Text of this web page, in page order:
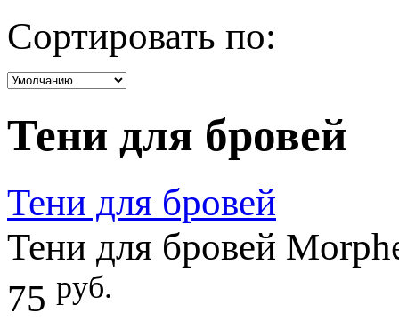
Сортировать по:
Тени для бровей
Тени для бровей
Тени для бровей
75 руб.